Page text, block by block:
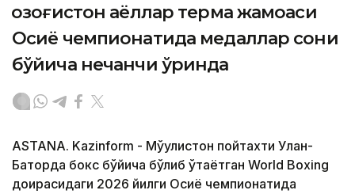
Қозоғистон аёллар терма жамоаси
Осиё чемпионатида медаллар сони
бўйича нечанчи ўринда
ASTANA. Kazinform - Мўғулистон пойтахти Улан-
Баторда бокс бўйича бўлиб ўтаётган World Boxing
доирасидаги 2026 йилги Осиё чемпионатида